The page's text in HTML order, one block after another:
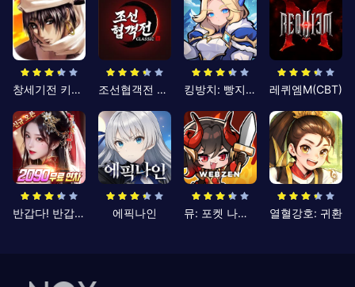
창세기전 키우기 조선협객전 클래식 킹방치: 빵지의 제왕 레퀴엠M(CBT)
반갑다! 반갑삼국지 에픽나인 뮤: 포켓 나이츠 열혈강호: 귀환